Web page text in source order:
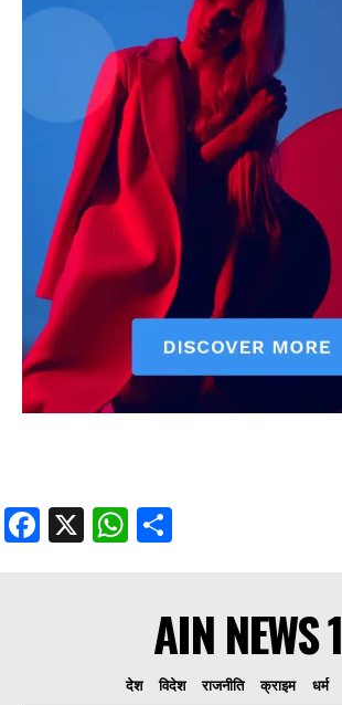
Contact Us
About Us
Privacy Policy
Terms of Use Agreement
Facebook
X WhatsApp
Share
Facebook
X WhatsApp
AIN NEWS 1
देश विदेश राजनीति क्राइम धर्म